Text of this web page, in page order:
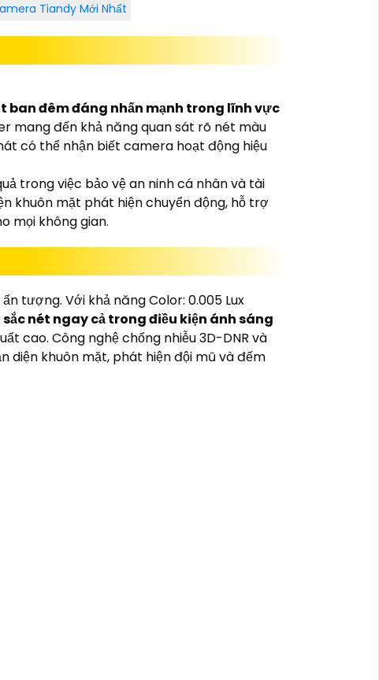
Tiandy Mới Nhất
đêm đáng nhấn mạnh trong lĩnh vực
mang đến khả năng quan sát rõ nét màu
có thể nhận biết camera hoạt động hiệu
trong việc bảo vệ an ninh cá nhân và tài
khuôn mặt phát hiện chuyển động, hỗ trợ
mọi không gian.
tượng. Với khả năng Color: 0.005 Lux
nét ngay cả trong điều kiện ánh sáng
cao. Công nghệ chống nhiễu 3D-DNR và
diện khuôn mặt, phát hiện đội mũ và đếm